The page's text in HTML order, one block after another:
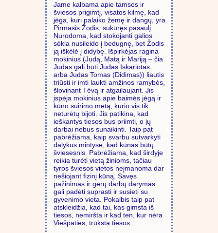
Jame kalbama apie tamsos ir
šviesos prigimtį, visatos kilmę, kad
jėga, kuri palaiko žemę ir dangų, yra
Pirmasis Žodis, sukūręs pasaulį.
Nurodoma, kad stokojanti galios
sėkla nusileido į bedugnę, bet Žodis
ją iškėlė į didybę. Išpirkėjas ragina
mokinius (Judą, Matą ir Mariją – čia
Judas gali būti Judas Iskariotas
arba Judas Tomas (Didimas)) liautis
triūsti ir imti laukti amžinos ramybės,
šlovinant Tėvą ir atgailaujant. Jis
įspėja mokinius apie baimės jėgą ir
kūno suirimo metą, kurio vis tik
neturėtų bijoti. Jis patikina, kad
ieškantys tiesos bus priimti, o jų
darbai nebus sunaikinti. Taip pat
pabrėžiama, kaip svarbu sutvarkyti
dalykus mintyse, kad kūnas būtų
šviesesnis. Pabrėžiama, kad širdyje
reikia turėti vietą žinioms, tačiau
tyros šviesos vietos neįmanoma dar
nešiojant fizinį kūną. Savęs
pažinimas ir gerų darbų darymas
gali padėti suprasti ir susieti su
gyvenimo vieta. Pokalbis taip pat
atskleidžia, kad tai, kas gimsta iš
tiesos, nemiršta ir kad ten, kur nėra
Viešpaties, trūksta tiesos.